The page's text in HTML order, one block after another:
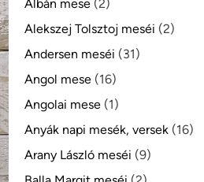
Albán mese (2)
Alekszej Tolsztoj meséi (2)
Andersen meséi (31)
Angol mese (16)
Angolai mese (1)
Anyák napi mesék, versek (16)
Arany László meséi (9)